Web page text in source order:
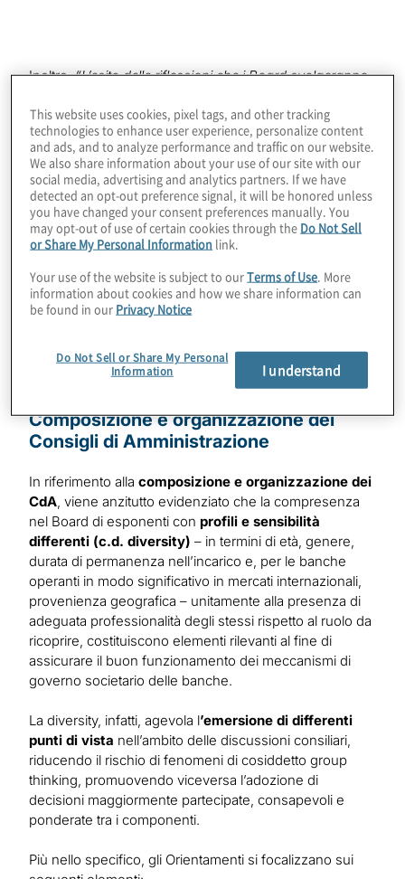
Inoltre,“L’esito delle riflessioni che i Board svolgeranno
intrapreseandranno compendiati nel prossimo
documento di autovalutazione dell’Organo, da
trasmettere alla Banca d’Italia entro tre mesi dalla
pubblicazione dei presenti Orientamenti”.
Il Regolatore ha pertanto ritenuto di condividere, nel
documento oggetto di analisi, le buone prassi osservate
o suggerite, concentrandosi sudue diverse aree
tematiche complementari:
Composizione e organizzazione dei Consigli di
Funzionamento dei Consigli di
Amministrazione.
Composizione e organizzazione dei
Consigli di Amministrazione
In riferimento alla composizione e organizzazione dei
CdA, viene anzitutto evidenziato che la compresenza
nel Board di esponenti con profili e sensibilità
differenti (c.d. diversity) – in termini di età, genere,
durata di permanenza nell’incarico e, per le banche
operanti in modo significativo in mercati internazionali,
provenienza geografica – unitamente alla presenza di
adeguata professionalità degli stessi rispetto al ruolo da
ricoprire, costituiscono elementi rilevanti al fine di
assicurare il buon funzionamento dei meccanismi di
governo societario delle banche.
La diversity, infatti, agevola l’emersione di differenti
punti di vista nell’ambito delle discussioni consiliari,
riducendo il rischio di fenomeni di cosiddetto group
thinking, promuovendo viceversa l’adozione di
decisioni maggiormente partecipate, consapevoli e
ponderate tra i componenti.
Più nello specifico, gli Orientamenti si focalizzano sui
This website uses cookies, pixel tags, and other tracking
technologies to enhance user experience, personalize content
and ads, and to analyze performance and traffic on our website.
We also share information about your use of our site with our
social media, advertising and analytics partners. If we have
detected an opt-out preference signal, it will be honored unless
you have changed your consent preferences manually. You
may opt-out of use of certain cookies through the Do Not Sell
or Share My Personal Information link.
Your use of the website is subject to ourTerms of Use. More
information about cookies and how we share information can
be found in our Privacy Notice
Do Not Sell or Share My Personal
Information
I understand